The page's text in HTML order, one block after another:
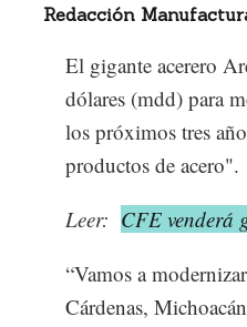
Redacción
El gigante acerero
dólares (mdd) para
los próximos tres
productos de acero".
Leer: CFE venderá
“Vamos a
Cárdenas,